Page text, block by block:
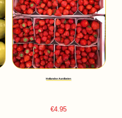
Hollandse Aardbeien
€4.95